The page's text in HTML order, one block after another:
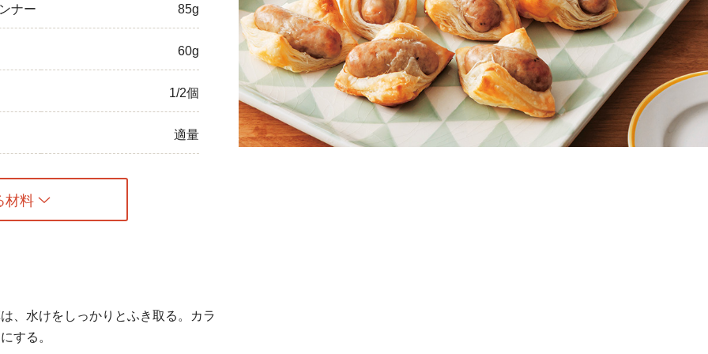
ナー 85g
60g
1/2個
適量
材料
、水けをしっかりとふき取る。カラ
する。
ひき肉